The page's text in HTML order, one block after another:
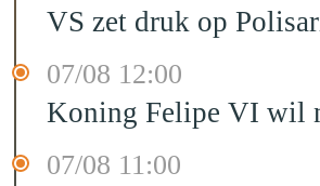
VS zet druk op
07/08 12:00
Koning Felipe VI wil
07/08 11:00